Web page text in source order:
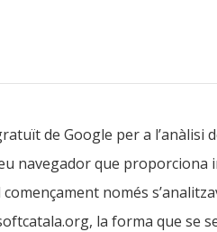
de Google per a l’anàlisi
navegador que
només
la forma que se